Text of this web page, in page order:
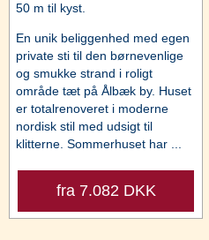
50 m til kyst.
En unik beliggenhed med egen
private sti til den børnevenlige
og smukke strand i roligt
område tæt på Ålbæk by. Huset
er totalrenoveret i moderne
nordisk stil med udsigt til
klitterne. Sommerhuset har ...
fra 7.082 DKK